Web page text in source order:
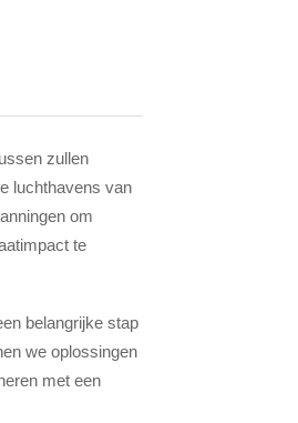
zullen
luchthavens van
om
te
belangrijke stap
we oplossingen
met een